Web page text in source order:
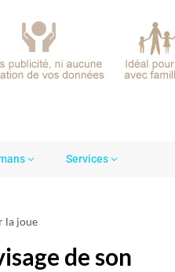
Services
la joue
de son